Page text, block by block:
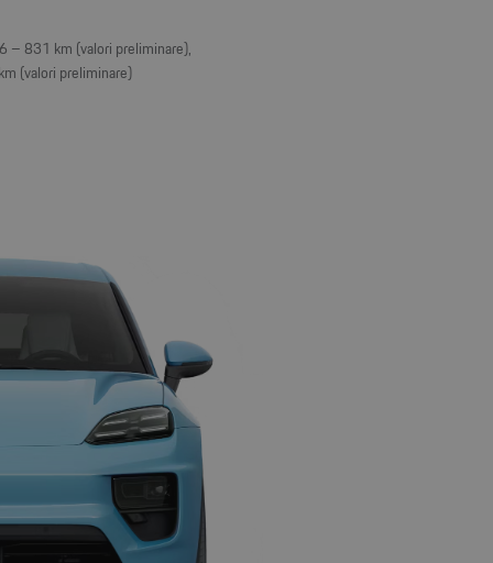
– 831 km (valori preliminare),
(valori preliminare)